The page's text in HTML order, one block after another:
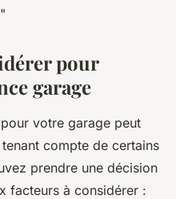
pour
garage
votre garage peut
compte de certains
prendre une décision
facteurs à considérer :